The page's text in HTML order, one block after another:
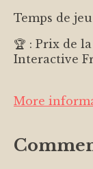
Temps de
🏆 : Prix de
Interactive
More